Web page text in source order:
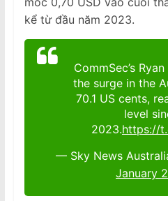
kể từ đầu năm 2023.
CommSec’s
the surge in the
70.1 US cents,
level
2023.https://
— Sky News
January